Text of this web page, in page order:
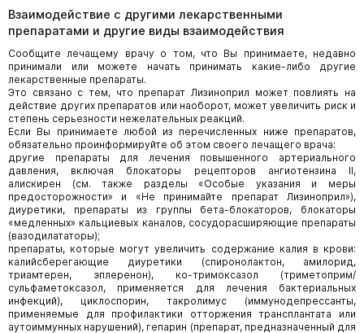
Взаимодействие с другими лекарственными
препаратами и другие виды взаимодействия
Сообщите лечащему врачу о том, что Вы принимаете, недавно
принимали или можете начать принимать какие-либо другие
лекарственные препараты.
Это связано с тем, что препарат Лизиноприл может повлиять на
действие других препаратов или наоборот, может увеличить риск и
степень серьезности нежелательных реакций.
Если Вы принимаете любой из перечисленных ниже препаратов,
обязательно проинформируйте об этом своего лечащего врача:
другие препараты для лечения повышенного артериального
давления, включая блокаторы рецепторов ангиотензина II,
алискирен (см. также разделы «Особые указания и меры
предосторожности» и «Не принимайте препарат Лизиноприл»),
диуретики, препараты из группы бета-блокаторов, блокаторы
«медленных» кальциевых каналов, сосудорасширяющие препараты
(вазодилататоры);
препараты, которые могут увеличить содержание калия в крови:
калийсберегающие диуретики (спиронолактон, амилорид,
триамтерен, эплеренон), ко-тримоксазол (триметоприм/
сульфаметоксазол, применяется для лечения бактериальных
инфекций), циклоспорин, такролимус (иммунодепрессанты,
применяемые для профилактики отторжения трансплантата или
аутоиммунных нарушений), гепарин (препарат, предназначенный для